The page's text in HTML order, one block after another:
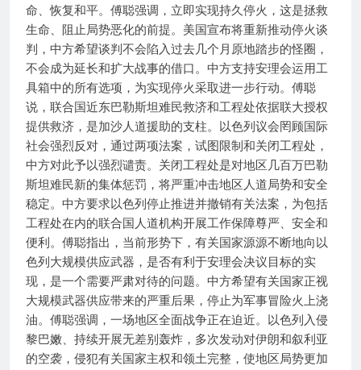
命、恢复和平。傅聪强调，立即实现持久停火，这是拯救
生命、阻止局势恶化的前提。美国宣布将重新推动停火谈
判，中方希望谈判不会陷入过去几个月原地踏步的怪圈，
不会成为延长和扩大战事的借口。中方支持安理会运用工
具箱中的所有选项，为实现停火采取进一步行动。傅聪
说，联合国近东巴勒斯坦难民救济和工程处依据联大授权
提供救济，是加沙人道援助的支柱。以色列议会罔顾国际
社会强烈反对，通过两项法案，试图限制和关闭工程处，
中方对此予以强烈谴责。关闭工程处是对地区几百万巴勒
斯坦难民新的集体惩罚，将严重冲击地区人道局势和安全
稳定。中方要求以色列停止推进并撤销有关法案，为包括
工程处在内的联合国人道机构开展工作保障尊严、安全和
便利。傅聪指出，当前形势下，有关国家源源不断地向以
色列大规模供应武器，是否有利于安理会决议目标的实
现，是一个需要严肃对待的问题。中方希望有关国家正视
大规模武器供应带来的严重后果，停止为军事冒险火上浇
油。傅聪强调，一场地区全面战争正在迫近。以色列入侵
黎巴嫩、持续开展无差别轰炸，多次发动对伊朗和叙利亚
的空袭，侵犯有关国家主权和领土完整，使地区局势更加